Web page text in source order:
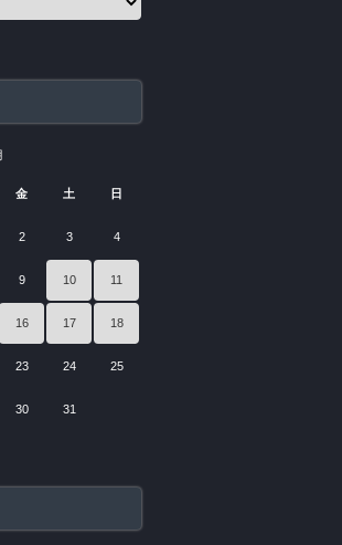
金 土 日
2 3 4
9 10 11
16 17 18
23 24 25
30 31